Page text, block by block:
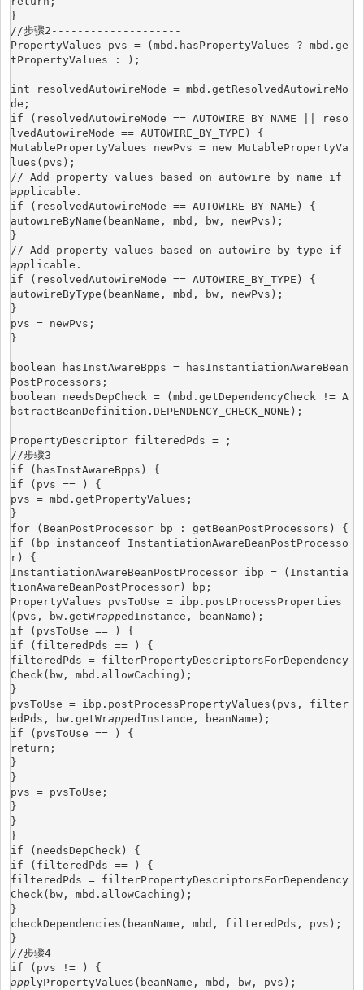
}
//步骤2--------------------
PropertyValues pvs = (mbd.hasPropertyValues ? mbd.ge
tPropertyValues : );
int resolvedAutowireMode = mbd.getResolvedAutowireMo
de;
if (resolvedAutowireMode == AUTOWIRE_BY_NAME || reso
lvedAutowireMode == AUTOWIRE_BY_TYPE) {
MutablePropertyValues newPvs = new MutablePropertyVa
lues(pvs);
app licable.
if (resolvedAutowireMode == AUTOWIRE_BY_NAME) {
autowireByName(beanName, mbd, bw, newPvs);
}
app licable.
if (resolvedAutowireMode == AUTOWIRE_BY_TYPE) {
autowireByType(beanName, mbd, bw, newPvs);
}
pvs = newPvs;
}
boolean hasInstAwareBpps = hasInstantiationAwareBean
PostProcessors;
boolean needsDepCheck = (mbd.getDependencyCheck != A
bstractBeanDefinition.DEPENDENCY_CHECK_NONE);
PropertyDescriptor filteredPds = ;
//步骤3
if (hasInstAwareBpps) {
if (pvs == ) {
pvs = mbd.getPropertyValues;
}
for (BeanPostProcessor bp : getBeanPostProcessors) {
if (bp instanceof InstantiationAwareBeanPostProcesso
r) {
InstantiationAwareBeanPostProcessor ibp = (Instantia
tionAwareBeanPostProcessor) bp;
PropertyValues pvsToUse = ibp.postProcessProperties
(pvs, bw.getWrappedInstance, beanName);
if (pvsToUse == ) {
if (filteredPds == ) {
filteredPds = filterPropertyDescriptorsForDependency
Check(bw, mbd.allowCaching);
}
pvsToUse = ibp.postProcessPropertyValues(pvs, filter
edPds, bw.getWrappedInstance, beanName);
if (pvsToUse == ) {
return;
}
}
pvs = pvsToUse;
}
}
}
if (needsDepCheck) {
if (filteredPds == ) {
filteredPds = filterPropertyDescriptorsForDependency
Check(bw, mbd.allowCaching);
}
checkDependencies(beanName, mbd, filteredPds, pvs);
}
//步骤4
if (pvs != ) {
app lyPropertyValues(beanName, mbd, bw, pvs);